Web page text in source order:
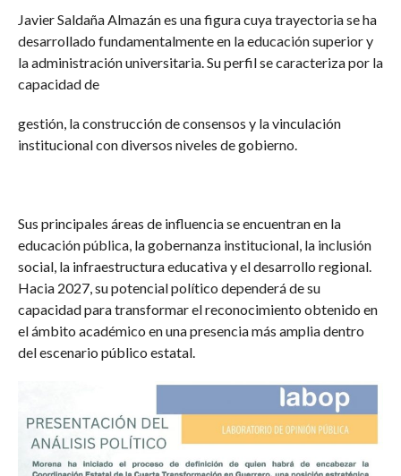
Javier Saldaña Almazán es una figura cuya trayectoria se ha
desarrollado fundamentalmente en la educación superior y
la administración universitaria. Su perfil se caracteriza por la
capacidad de
gestión, la construcción de consensos y la vinculación
institucional con diversos niveles de gobierno.
Sus principales áreas de influencia se encuentran en la
educación pública, la gobernanza institucional, la inclusión
social, la infraestructura educativa y el desarrollo regional.
Hacia 2027, su potencial político dependerá de su
capacidad para transformar el reconocimiento obtenido en
el ámbito académico en una presencia más amplia dentro
del escenario público estatal.